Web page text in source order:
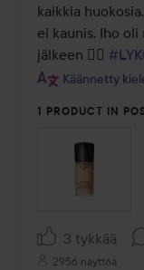
kaikkia
ei kaunis. Iho
jälkeen 👎🏻
Käännetty
1 PRODUCT IN
3 tykkää
2956 näyttöä